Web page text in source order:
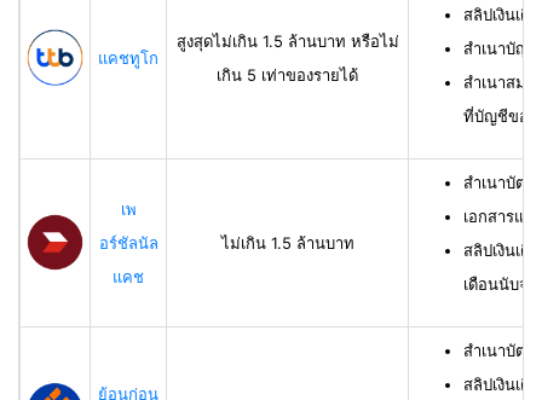
แคชทูโก
สูงสุดไม่เกิน 1.5 ล้านบาท หรือไม่
เกิน 5 เท่าของรายได้
สลิปเงินเดื
สำเนาบัญ
สำเนาสมุด
ที่บัญชีของ
เพ
อร์ชัลนัล
แคช
ไม่เกิน 1.5 ล้านบาท
สำเนาบัตร
เอกสารแส
สลิปเงินเ
เดือนนับจ
ย้อนก่อน
สำเนาบัต
สลิปเงินเดื